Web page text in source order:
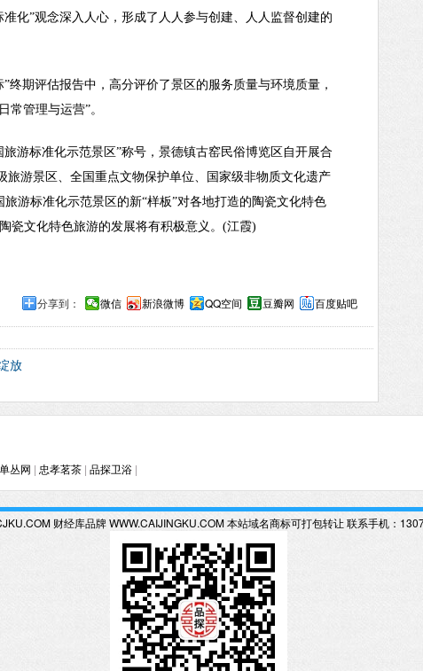
化”观念深入人心，形成了人人参与创建、人人监督创建的
终期评估报告中，高分评价了景区的服务质量与环境质量，
常管理与运营”。
游标准化示范景区”称号，景德镇古窑民俗博览区自开展合
旅游景区、全国重点文物保护单位、国家级非物质文化遗产
游标准化示范景区的新“样板”对各地打造的陶瓷文化特色
瓷文化特色旅游的发展将有积极意义。(江霞)
分享到： 微信 新浪微博 QQ空间 豆瓣网 百度贴吧
放
丛网 忠孝茗茶 品探卫浴
财经库品牌 WWW.CAIJINGKU.COM 本站域名商标可打包转让 联系手机：